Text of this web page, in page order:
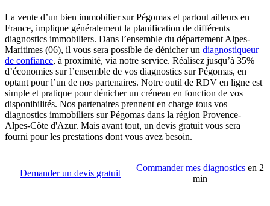
La vente d’un bien immobilier sur Pégomas et partout ailleurs en
France, implique généralement la planification de différents
diagnostics immobiliers. Dans l’ensemble du département Alpes-
Maritimes (06), il vous sera possible de dénicher un diagnostiqueur
de confiance, à proximité, via notre service. Réalisez jusqu’à 35%
d’économies sur l’ensemble de vos diagnostics sur Pégomas, en
optant pour l’un de nos partenaires. Notre outil de RDV en ligne est
simple et pratique pour dénicher un créneau en fonction de vos
disponibilités. Nos partenaires prennent en charge tous vos
diagnostics immobiliers sur Pégomas dans la région Provence-
Alpes-Côte d'Azur. Mais avant tout, un devis gratuit vous sera
fourni pour les prestations dont vous avez besoin.
Demander un devis gratuit
Commander mes diagnostics en 2
min